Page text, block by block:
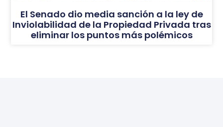
El Senado dio media sanción a la ley de
Inviolabilidad de la Propiedad Privada tras
eliminar los puntos más polémicos